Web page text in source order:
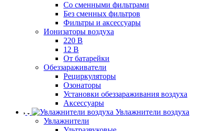
Cо сменными фильтрами
Без сменных фильтров
Фильтры и аксессуары
Ионизаторы воздуха
220 В
12 В
От батарейки
Обеззараживатели
Рециркуляторы
Озонаторы
Установки обеззараживания воздуха
Аксессуары
Увлажнители воздуха
Увлажнители